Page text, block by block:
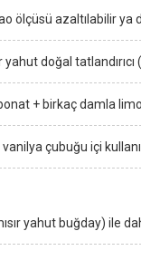
ölçüsü azaltılabilir
doğal
+ birkaç damla
çubuğu içi
yahut buğday) ile